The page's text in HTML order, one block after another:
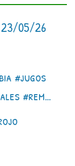
23/05/26
#jugos
#rem…